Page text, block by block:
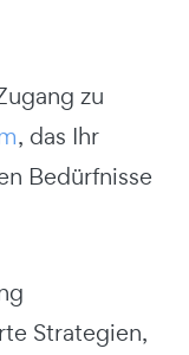
zu
, das Ihr
Bedürfnisse
Strategien,